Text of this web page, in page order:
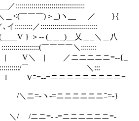
￣￣)＞_)ヽ__ ／ }{
／:::::::::::::::::::::::::::::
(_＿_)__乂＿_＼＿八
￣￣￣￣＼::::::::
ニニニニニ=--{_
::::::::::::::::::::/⌒ ＼:::
ニニニニニニニニ=
-=ニニニニニニﾆ=-}
-=ニニニニニニ=-